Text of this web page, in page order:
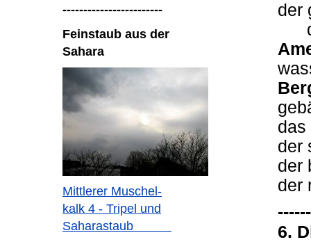
------------------------
Feinstaub aus der
Sahara
Mittlerer Muschel-
kalk 4 - Tripel und
Saharastaub
der
der
der
der
6.